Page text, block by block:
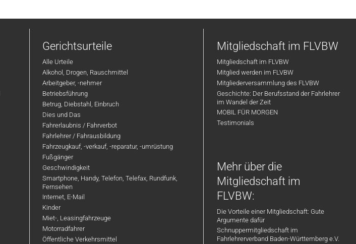
Gerichtsurteile
Alle Urteile
Alkohol, Drogen, Rauschmittel
Arbeitgeber, -nehmer
Betriebsführung
Betrug, Diebstahl, Einbruch
Dies und Das
Fahrerlaubnis / Fahrverbot
Fahrlehrer / Fahrausbildung
Fahrzeugkauf, -verkauf, -reparatur, -umrüstung
Fußgänger
Geschwindigkeit
Smartphone, Handy, Telefon, Telefax, Rundfunk,
Fernsehen
Internet, E-Mail
Kinder
Miet-, Leasingfahrzeuge
Motorradfahrer
Öffentliche Verkehrsmittel
Mitgliedschaft im FLVBW
Mitgliedschaft im FLVBW
Mitglied werden im FLVBW
Mitgliederversammlung des FLVBW
Geschichte: Der Berufsstand der Fahrlehrer
im Wandel der Zeit
MOBIL FÜR MORGEN
Testimonials
Mehr über die
Mitgliedschaft im
FLVBW:
Die Vorteile einer Mitgliedschaft: Gute
Argumente dafür
Schnuppermitgliedschaft im
Fahrlehrerverband Baden-Württemberg e.V.